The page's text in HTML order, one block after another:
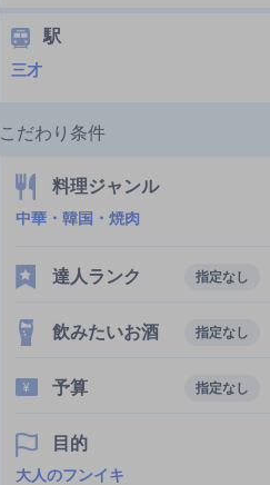
駅
三才
こだわり条件
料理ジャンル
中華・韓国・焼肉
達人ランク 指定なし
飲みたいお酒 指定なし
予算 指定なし
目的
大人のフンイキ